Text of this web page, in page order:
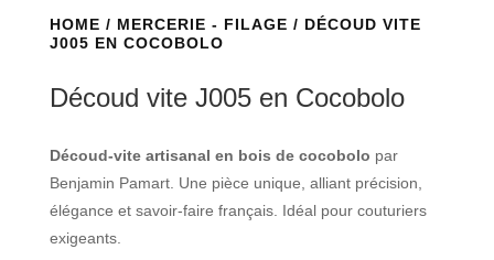
HOME / MERCERIE - FILAGE / DÉCOUD VITE
J005 EN COCOBOLO
Découd vite J005 en Cocobolo
Découd-vite artisanal en bois de cocobolo par
Benjamin Pamart. Une pièce unique, alliant précision,
élégance et savoir-faire français. Idéal pour couturiers
exigeants.